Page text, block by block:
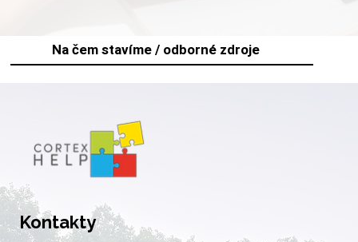
Na čem stavíme / odborné zdroje
Kontakty